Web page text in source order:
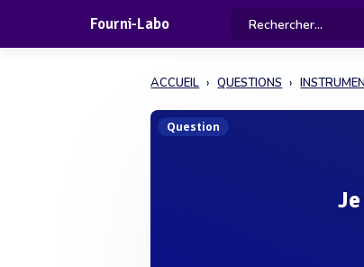
Fourni-Labo
ACCUEIL QUESTIONS
Question